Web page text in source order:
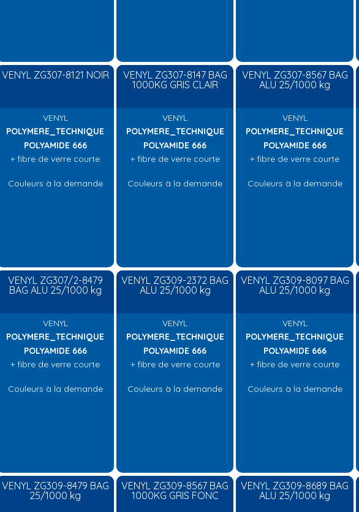
VENYL ZG307-8121 NOIR
VENYL
POLYMERE_TECHNIQUE
POLYAMIDE 666
+ fibre de verre courte
Couleurs à la demande
VENYL ZG307-8147 BAG
1000KG GRIS CLAIR
VENYL
POLYMERE_TECHNIQUE
POLYAMIDE 666
+ fibre de verre courte
Couleurs à la demande
VENYL ZG307-8567 BAG
ALU 25/1000 kg
VENYL
POLYMERE_TECHNIQUE
POLYAMIDE 666
+ fibre de verre courte
Couleurs à la demande
VENYL ZG307/2-8479
BAG ALU 25/1000 kg
VENYL
POLYMERE_TECHNIQUE
POLYAMIDE 666
+ fibre de verre courte
Couleurs à la demande
VENYL ZG309-2372 BAG
ALU 25/1000 kg
VENYL
POLYMERE_TECHNIQUE
POLYAMIDE 666
+ fibre de verre courte
Couleurs à la demande
VENYL ZG309-8097 BAG
ALU 25/1000 kg
VENYL
POLYMERE_TECHNIQUE
POLYAMIDE 666
+ fibre de verre courte
Couleurs à la demande
VENYL ZG309-8479 BAG
25/1000 kg
VENYL ZG309-8567 BAG
1000KG GRIS FONC
VENYL ZG309-8689 BAG
ALU 25/1000 kg